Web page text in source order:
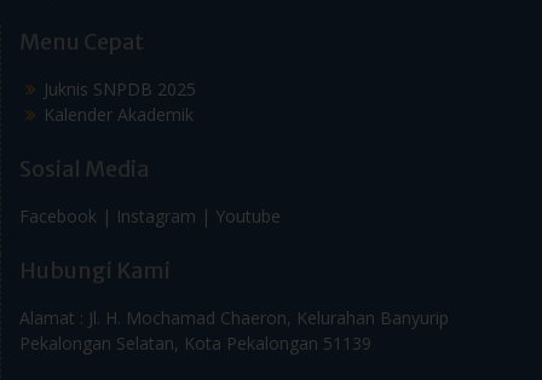
Menu Cepat
Juknis SNPDB 2025
Kalender Akademik
Sosial Media
Facebook | Instagram | Youtube
Hubungi Kami
Alamat : Jl. H. Mochamad Chaeron, Kelurahan Banyurip
Pekalongan Selatan, Kota Pekalongan 51139